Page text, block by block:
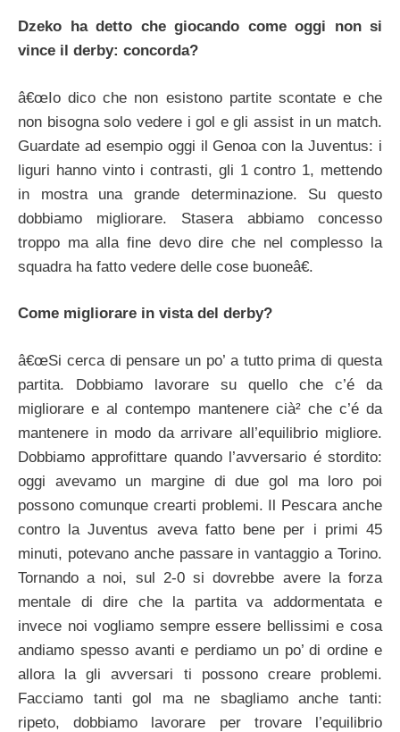
Dzeko ha detto che giocando come oggi non si
vince il derby: concorda?
â€œIo dico che non esistono partite scontate e che
non bisogna solo vedere i gol e gli assist in un match.
Guardate ad esempio oggi il Genoa con la Juventus: i
liguri hanno vinto i contrasti, gli 1 contro 1, mettendo
in mostra una grande determinazione. Su questo
dobbiamo migliorare. Stasera abbiamo concesso
troppo ma alla fine devo dire che nel complesso la
squadra ha fatto vedere delle cose buoneâ€.
Come migliorare in vista del derby?
â€œSi cerca di pensare un po’ a tutto prima di questa
partita. Dobbiamo lavorare su quello che c’é da
migliorare e al contempo mantenere cià² che c’é da
mantenere in modo da arrivare all’equilibrio migliore.
Dobbiamo approfittare quando l’avversario é stordito:
oggi avevamo un margine di due gol ma loro poi
possono comunque crearti problemi. Il Pescara anche
contro la Juventus aveva fatto bene per i primi 45
minuti, potevano anche passare in vantaggio a Torino.
Tornando a noi, sul 2-0 si dovrebbe avere la forza
mentale di dire che la partita va addormentata e
invece noi vogliamo sempre essere bellissimi e cosa
andiamo spesso avanti e perdiamo un po’ di ordine e
allora la gli avversari ti possono creare problemi.
Facciamo tanti gol ma ne sbagliamo anche tanti:
ripeto, dobbiamo lavorare per trovare l’equilibrio